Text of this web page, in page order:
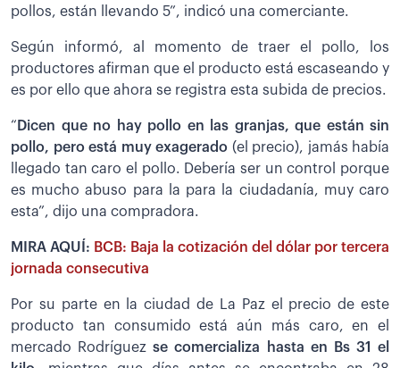
pollos, están llevando 5”, indicó una comerciante.
Según informó, al momento de traer el pollo, los
productores afirman que el producto está escaseando y
es por ello que ahora se registra esta subida de precios.
“ Dicen que no hay pollo en las granjas, que están sin
pollo, pero está muy exagerado (el precio), jamás había
llegado tan caro el pollo. Debería ser un control porque
es mucho abuso para la para la ciudadanía, muy caro
esta”, dijo una compradora.
MIRA AQUÍ: BCB: Baja la cotización del dólar por tercera
jornada consecutiva
Por su parte en la ciudad de La Paz el precio de este
producto tan consumido está aún más caro, en el
mercado Rodríguez se comercializa hasta en Bs 31 el